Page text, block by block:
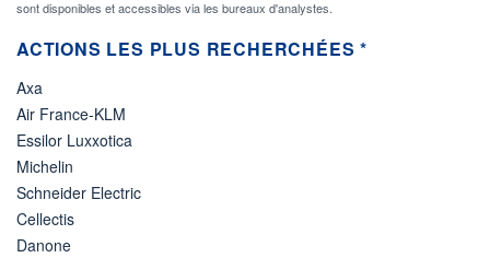
sont disponibles et accessibles via les bureaux d'analystes.
ACTIONS LES PLUS RECHERCHÉES *
Axa
Air France-KLM
Essilor Luxxotica
Michelin
Schneider Electric
Cellectis
Danone